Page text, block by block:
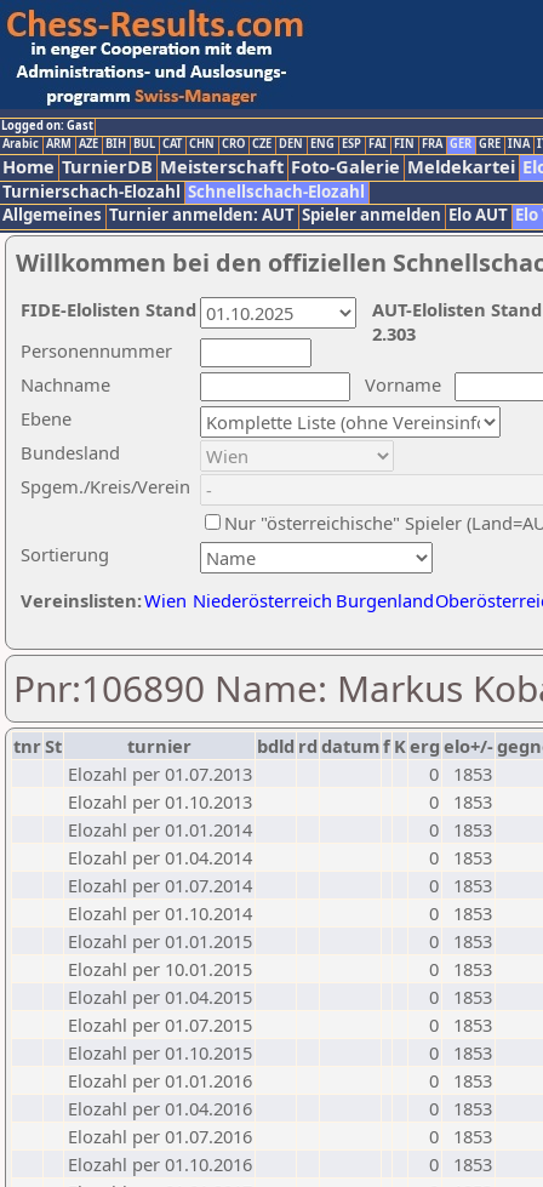
Logged on: Gast
Arabic ARM AZE BIH BUL CAT CHN CRO CZE DEN ENG ESP FAI FIN FRA GER GRE INA
Home TurnierDB Meisterschaft Foto-Galerie Meldekartei
Turnierschach-Elozahl Schnellschach-Elozahl
Allgemeines Turnier anmelden: AUT Spieler anmelden Elo AUT
Willkommen bei den offiziellen
Nachname
Vorname
Ebene
Sortierung
Personennummer
Bundesland
Spgem./Kreis/Verein
Nur "österreichische" Spieler
Vereinslisten:Wien Niederösterreich Burgenland
AUT-Elolisten
2.303
FIDE-Elolisten Stand
Pnr:106890 Name: Markus
tnrSt turnier bdld rd datumf Kerg elo+/-
Elozahl per 01.07.2013
0
1853
Elozahl per 01.10.2013
0
1853
Elozahl per 01.01.2014
0
1853
Elozahl per 01.04.2014
0
1853
Elozahl per 01.07.2014
0
1853
Elozahl per 01.10.2014
0
1853
Elozahl per 01.01.2015
0
1853
Elozahl per 10.01.2015
0
1853
Elozahl per 01.04.2015
0
1853
Elozahl per 01.07.2015
0
1853
Elozahl per 01.10.2015
0
1853
Elozahl per 01.01.2016
0
1853
Elozahl per 01.04.2016
0
1853
Elozahl per 01.07.2016
0
1853
Elozahl per 01.10.2016
0
1853